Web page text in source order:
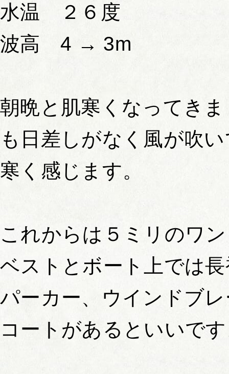
水温 ２６度
波高 4 → 3m
朝晩と肌寒くなってき
も日差しがなく風が吹
寒く感じます。
これからは５ミリのワ
ベストとボート上では
パーカー、ウインドブ
コートがあるといいで